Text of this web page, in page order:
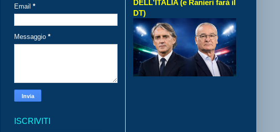
Email *
Messaggio *
ISCRIVITI
DELL'ITALIA (e Ranieri farà il
DT)